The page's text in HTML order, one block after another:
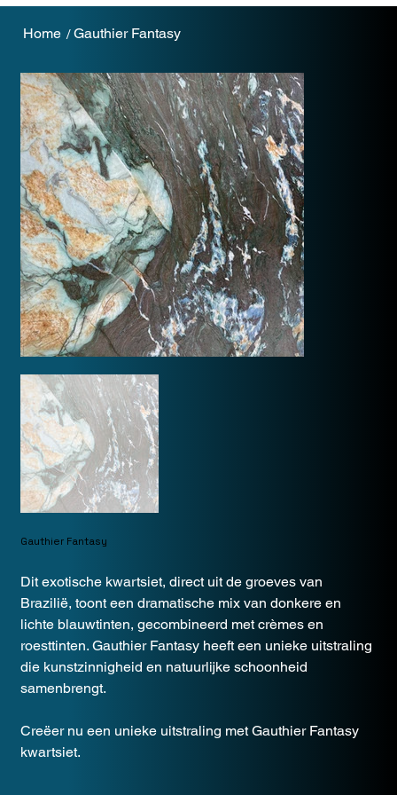
Home /Gauthier Fantasy
Gauthier Fantasy
Dit exotische kwartsiet, direct uit de groeves van
Brazilië, toont een dramatische mix van donkere en
lichte blauwtinten, gecombineerd met crèmes en
roesttinten. Gauthier Fantasy heeft een unieke uitstraling
die kunstzinnigheid en natuurlijke schoonheid
samenbrengt.
Creëer nu een unieke uitstraling met Gauthier Fantasy
kwartsiet.